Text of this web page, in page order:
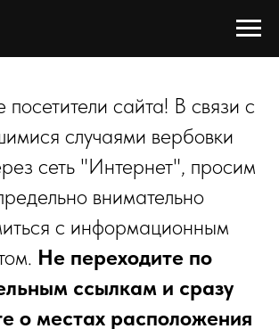
сайта! В связи с
случаями вербовки
сеть "Интернет", просим
внимательно
с информационным
Не переходите по
ссылкам и сразу
о местах расположения